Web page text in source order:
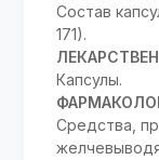
Состав
171).
Капсулы.
Средства,